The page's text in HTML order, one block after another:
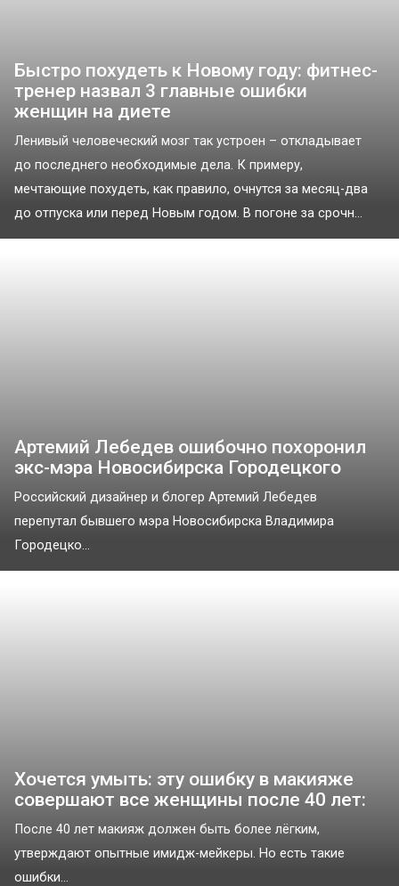
Быстро похудеть к Новому году: фитнес-
тренер назвал 3 главные ошибки
женщин на диете
Ленивый человеческий мозг так устроен – откладывает
до последнего необходимые дела. К примеру,
мечтающие похудеть, как правило, очнутся за месяц-два
до отпуска или перед Новым годом. В погоне за срочн...
Артемий Лебедев ошибочно похоронил
экс-мэра Новосибирска Городецкого
Российский дизайнер и блогер Артемий Лебедев
перепутал бывшего мэра Новосибирска Владимира
Городецко...
Хочется умыть: эту ошибку в макияже
совершают все женщины после 40 лет:
После 40 лет макияж должен быть более лёгким,
утверждают опытные имидж-мейкеры. Но есть такие
ошибки...